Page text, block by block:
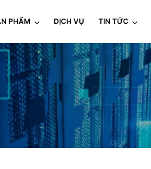
PHẨM DỊCH VỤ TIN TỨC